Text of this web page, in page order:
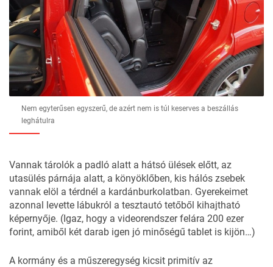
Nem egyterűsen egyszerű, de azért nem is túl keserves a beszállás
leghátulra
Vannak tárolók a padló alatt a hátsó ülések előtt, az
utasülés párnája alatt, a könyöklőben, kis hálós zsebek
vannak elöl a térdnél a kardánburkolatban. Gyerekeimet
azonnal levette lábukról a tesztautó tetőből kihajtható
képernyője. (Igaz, hogy a videorendszer felára 200 ezer
forint, amiből két darab igen jó minőségű tablet is kijön…)
A kormány és a műszeregység kicsit primitív az